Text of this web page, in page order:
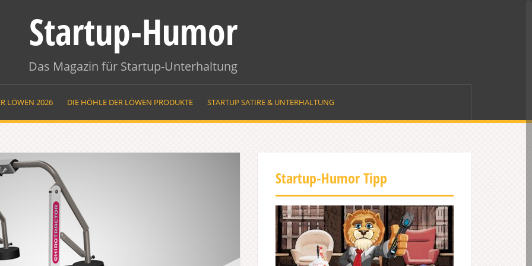
Startup-Humor
Das Magazin für Startup-Unterhaltung
LÖWEN 2026 DIE HÖHLE DER LÖWEN PRODUKTE STARTUP SATIRE & UNTERHALTUNG
Startup-Humor Tipp